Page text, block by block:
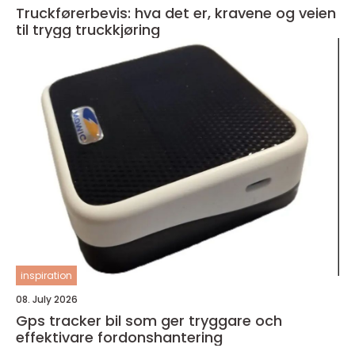
Truckførerbevis: hva det er, kravene og veien
til trygg truckkjøring
inspiration
08. July 2026
Gps tracker bil som ger tryggare och
effektivare fordonshantering